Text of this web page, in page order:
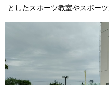
としたスポーツ教室やスポー